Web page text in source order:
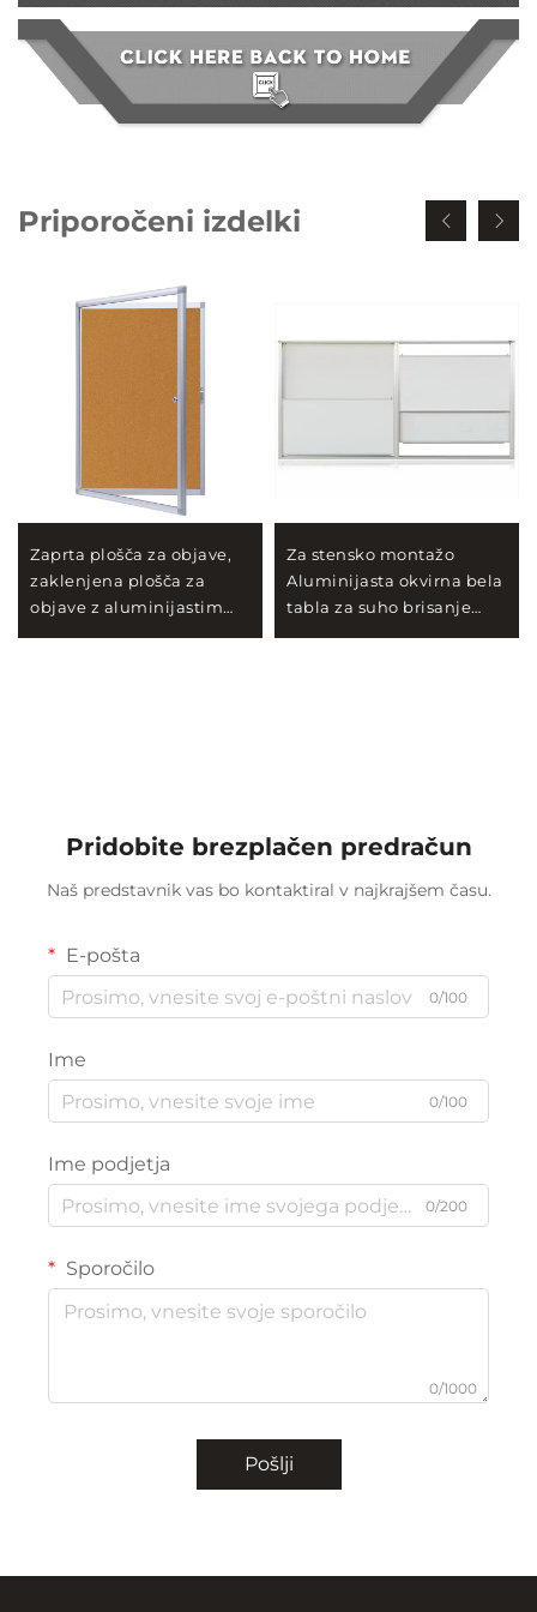
Priporočeni izdelki
Zaprta plošča za objave,
zaklenjena plošča za
objave z aluminijastim
okvirjem, vodoodporna
Za stensko montažo
Aluminijasta okvirna bela
tabla za suho brisanje
Magnetna pisalna tabla
Pridobite brezplačen predračun
Naš predstavnik vas bo kontaktiral v najkrajšem času.
E-pošta
0/100
Ime
0/100
Ime podjetja
0/200
Sporočilo
0/1000
Pošlji